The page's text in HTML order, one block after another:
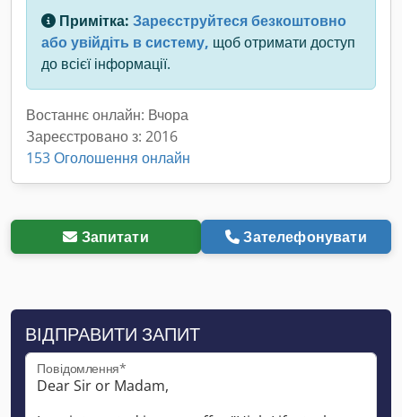
Примітка: Зареєструйтеся безкоштовно
або увійдіть в систему, щоб отримати доступ
до всієї інформації.
Востаннє онлайн: Вчора
Зареєстровано з: 2016
153 Оголошення онлайн
Запитати Зателефонувати
ВІДПРАВИТИ ЗАПИТ
Повідомлення*